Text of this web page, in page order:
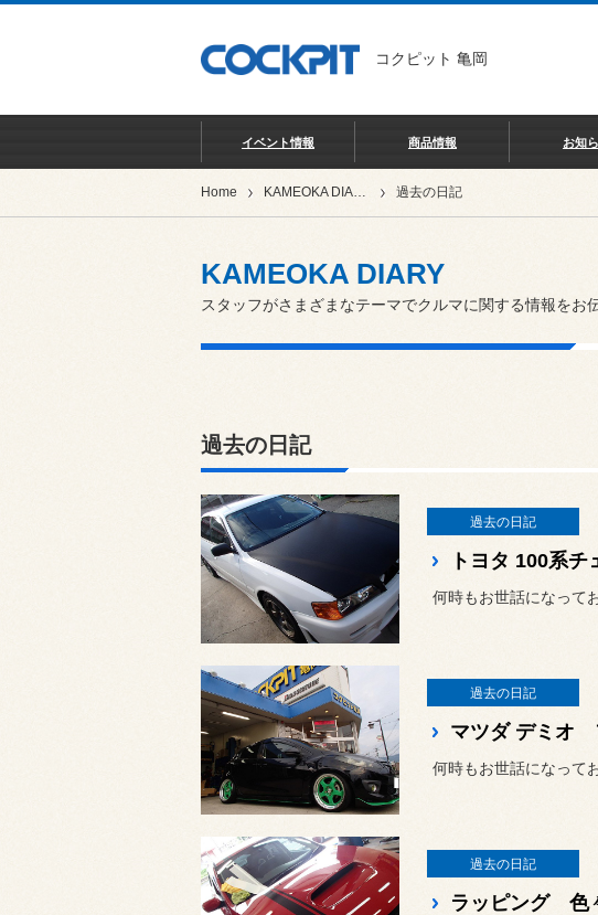
コクピット 亀岡
イベント情報 商品情報 お知
Home KAMEOKA DIARY 過去の日記
KAMEOKA DIARY
スタッフがさまざまなテーマでクルマに関する情報をお
過去の日記
過去の日記
何時もお世話になって
過去の日記
何時もお世話になって
過去の日記
ラッピング 色